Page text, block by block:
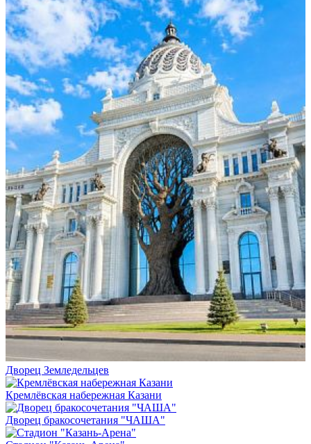
Дворец Земледельцев
Кремлёвская набережная Казани
Дворец бракосочетания "ЧАША"